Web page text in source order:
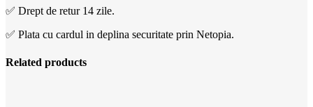
✅ Drept de retur 14 zile.
✅ Plata cu cardul in deplina securitate prin Netopia.
Related products